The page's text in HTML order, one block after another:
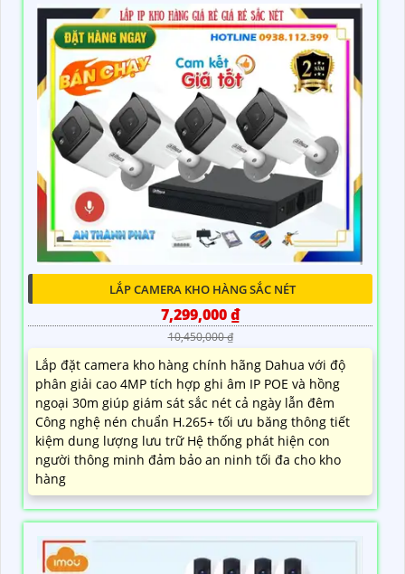
LẮP CAMERA KHO HÀNG SẮC NÉT
7,299,000 ₫
10,450,000 ₫
Lắp đặt camera kho hàng chính hãng Dahua với độ
phân giải cao 4MP tích hợp ghi âm IP POE và hồng
ngoại 30m giúp giám sát sắc nét cả ngày lẫn đêm
Công nghệ nén chuẩn H.265+ tối ưu băng thông tiết
kiệm dung lượng lưu trữ Hệ thống phát hiện con
người thông minh đảm bảo an ninh tối đa cho kho
hàng